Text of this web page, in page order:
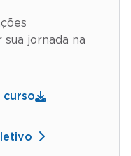
jornada na
curso